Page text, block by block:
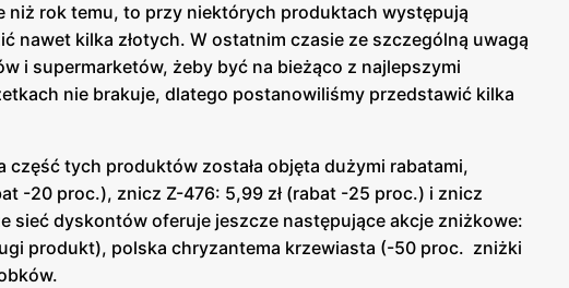
niż rok temu, to przy niektórych produktach występują
kilka złotych. W ostatnim czasie ze szczególną uwagą
i supermarketów, żeby być na bieżąco z najlepszymi
nie brakuje, dlatego postanowiliśmy przedstawić kilka
tych produktów została objęta dużymi rabatami,
-20 proc.), znicz Z-476: 5,99 zł (rabat -25 proc.) i znicz
sieć dyskontów oferuje jeszcze następujące akcje zniżkowe:
produkt), polska chryzantema krzewiasta (-50 proc. zniżki